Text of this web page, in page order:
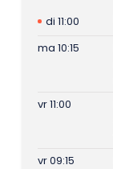
di 11:00
ma 10:15
vr 11:00
vr 09:15